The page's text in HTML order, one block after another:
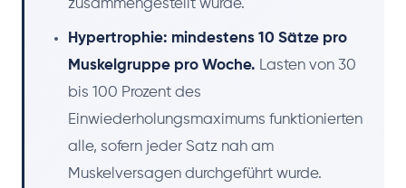
zusammengestellt wurde.
Hypertrophie: mindestens 10 Sätze pro
Muskelgruppe pro Woche. Lasten von 30
bis 100 Prozent des
Einwiederholungsmaximums funktionierten
alle, sofern jeder Satz nah am
Muskelversagen durchgeführt wurde.